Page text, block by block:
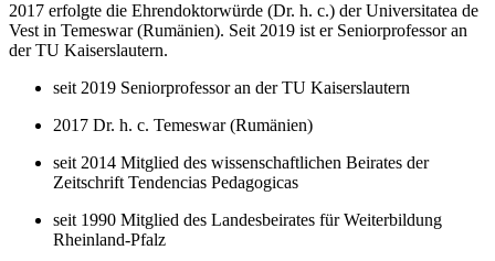
2017 erfolgte die Ehrendoktorwürde (Dr. h. c.) der Universitatea de
Vest in Temeswar (Rumänien). Seit 2019 ist er Seniorprofessor an
der TU Kaiserslautern.
seit 2019 Seniorprofessor an der TU Kaiserslautern
2017 Dr. h. c. Temeswar (Rumänien)
seit 2014 Mitglied des wissenschaftlichen Beirates der
Zeitschrift Tendencias Pedagogicas
seit 1990 Mitglied des Landesbeirates für Weiterbildung
Rheinland-Pfalz